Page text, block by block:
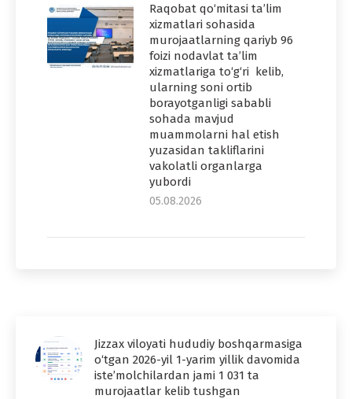
Raqobat qo‘mitasi ta’lim
xizmatlari sohasida
murojaatlarning qariyb 96
foizi nodavlat ta’lim
xizmatlariga to‘g‘ri kelib,
ularning soni ortib
borayotganligi sababli
sohada mavjud
muammolarni hal etish
yuzasidan takliflarini
vakolatli organlarga
yubordi
05.08.2026
Jizzax viloyati hududiy boshqarmasiga
o‘tgan 2026-yil 1-yarim yillik davomida
iste’molchilardan jami 1 031 ta
murojaatlar kelib tushgan